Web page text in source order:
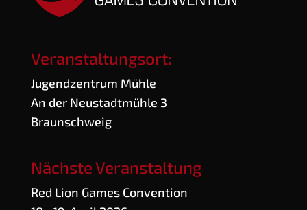
Veranstaltungsort:
Jugend­zen­trum Mühle
An der Neu­stadt­müh­le 3
Braunschweig
Nächste Veranstaltung
Red Lion Games Convention